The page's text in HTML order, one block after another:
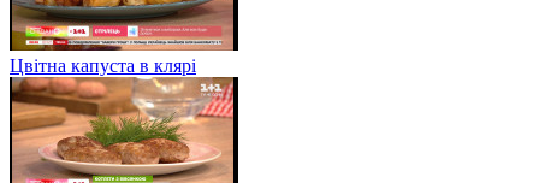
Цвітна капуста в клярі